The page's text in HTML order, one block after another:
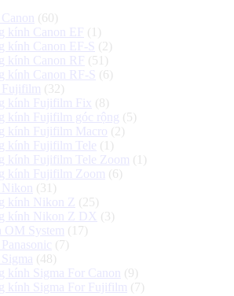
(60)
kính Canon EF
(1)
kính Canon EF-S (2)
kính Canon RF
(51)
kính Canon RF-S (6)
(32)
kính Fujifilm Fix (8)
kính Fujifilm góc rộng (5)
kính Fujifilm Macro (2)
kính Fujifilm Tele (1)
kính Fujifilm Tele Zoom (1)
kính Fujifilm Zoom (6)
(31)
kính Nikon Z (25)
kính Nikon Z DX (3)
OM System (17)
(7)
(48)
kính Sigma For Canon
(9)
kính Sigma For Fujifilm (7)